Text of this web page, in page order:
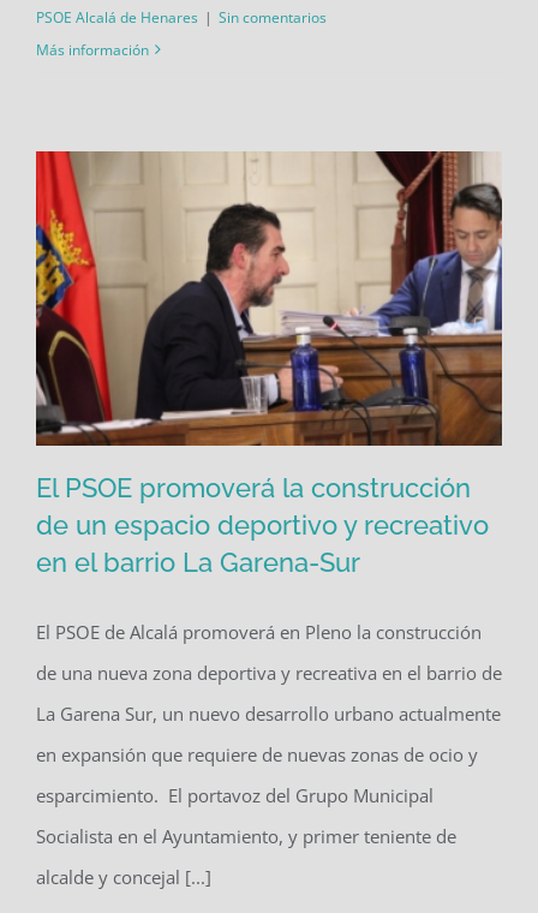
PSOE Alcalá de Henares | Sin comentarios
Más información
un espacio deportivo y recreativo en
el barrio La Garena-Sur
El PSOE promoverá la construcción
de un espacio deportivo y recreativo
en el barrio La Garena-Sur
El PSOE de Alcalá promoverá en Pleno la construcción
de una nueva zona deportiva y recreativa en el barrio de
La Garena Sur, un nuevo desarrollo urbano actualmente
en expansión que requiere de nuevas zonas de ocio y
esparcimiento. El portavoz del Grupo Municipal
Socialista en el Ayuntamiento, y primer teniente de
alcalde y concejal [...]